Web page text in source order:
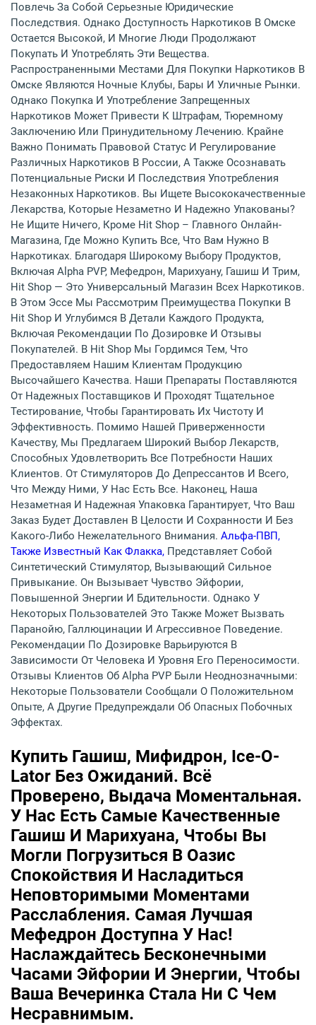
Повлечь За Собой Серьезные Юридические
Последствия. Однако Доступность Наркотиков В Омске
Остается Высокой, И Многие Люди Продолжают
Покупать И Употреблять Эти Вещества.
Распространенными Местами Для Покупки Наркотиков В
Омске Являются Ночные Клубы, Бары И Уличные Рынки.
Однако Покупка И Употребление Запрещенных
Наркотиков Может Привести К Штрафам, Тюремному
Заключению Или Принудительному Лечению. Крайне
Важно Понимать Правовой Статус И Регулирование
Различных Наркотиков В России, А Также Осознавать
Потенциальные Риски И Последствия Употребления
Незаконных Наркотиков. Вы Ищете Высококачественные
Лекарства, Которые Незаметно И Надежно Упакованы?
Не Ищите Ничего, Кроме Hit Shop – Главного Онлайн-
Магазина, Где Можно Купить Все, Что Вам Нужно В
Наркотиках. Благодаря Широкому Выбору Продуктов,
Включая Alpha PVP, Мефедрон, Марихуану, Гашиш И Трим,
Hit Shop — Это Универсальный Магазин Всех Наркотиков.
В Этом Эссе Мы Рассмотрим Преимущества Покупки В
Hit Shop И Углубимся В Детали Каждого Продукта,
Включая Рекомендации По Дозировке И Отзывы
Покупателей. В Hit Shop Мы Гордимся Тем, Что
Предоставляем Нашим Клиентам Продукцию
Высочайшего Качества. Наши Препараты Поставляются
От Надежных Поставщиков И Проходят Тщательное
Тестирование, Чтобы Гарантировать Их Чистоту И
Эффективность. Помимо Нашей Приверженности
Качеству, Мы Предлагаем Широкий Выбор Лекарств,
Способных Удовлетворить Все Потребности Наших
Клиентов. От Стимуляторов До Депрессантов И Всего,
Что Между Ними, У Нас Есть Все. Наконец, Наша
Незаметная И Надежная Упаковка Гарантирует, Что Ваш
Заказ Будет Доставлен В Целости И Сохранности И Без
Какого-Либо Нежелательного Внимания. Альфа-ПВП,
Также Известный Как Флакка, Представляет Собой
Синтетический Стимулятор, Вызывающий Сильное
Привыкание. Он Вызывает Чувство Эйфории,
Повышенной Энергии И Бдительности. Однако У
Некоторых Пользователей Это Также Может Вызвать
Паранойю, Галлюцинации И Агрессивное Поведение.
Рекомендации По Дозировке Варьируются В
Зависимости От Человека И Уровня Его Переносимости.
Отзывы Клиентов Об Alpha PVP Были Неоднозначными:
Некоторые Пользователи Сообщали О Положительном
Опыте, А Другие Предупреждали Об Опасных Побочных
Эффектах.
Купить Гашиш, Мифидрон, Ice-O-
Lator Без Ожиданий. Всё
Проверено, Выдача Моментальная.
У Нас Есть Самые Качественные
Гашиш И Марихуана, Чтобы Вы
Могли Погрузиться В Оазис
Спокойствия И Насладиться
Неповторимыми Моментами
Расслабления. Самая Лучшая
Мефедрон Доступна У Нас!
Наслаждайтесь Бесконечными
Часами Эйфории И Энергии, Чтобы
Ваша Вечеринка Стала Ни С Чем
Несравнимым.